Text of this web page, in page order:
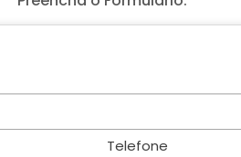
Telefone